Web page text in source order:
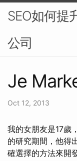
SEO如何提
公司
Je
Oct 12, 2013
我的女朋友是17歲
的研究期間，他得
確選擇的方法來開